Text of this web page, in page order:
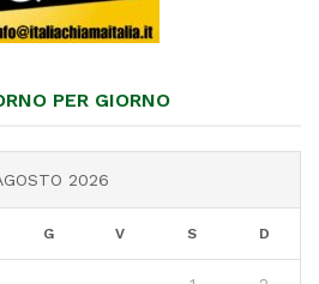
PER GIORNO
2026
G V S D